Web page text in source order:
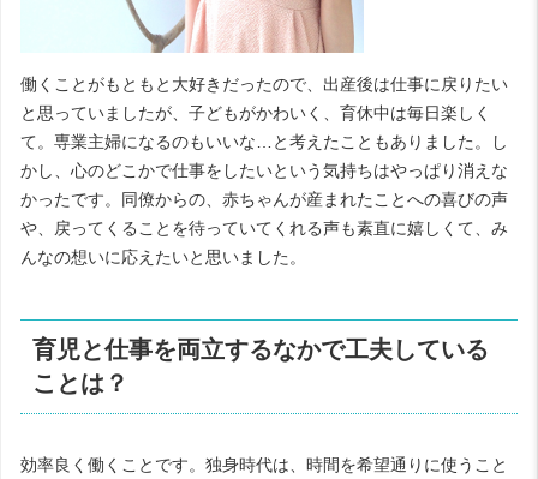
働くことがもともと大好きだったので、出産後は仕事に戻りたい
と思っていましたが、子どもがかわいく、育休中は毎日楽しく
て。専業主婦になるのもいいな…と考えたこともありました。し
かし、心のどこかで仕事をしたいという気持ちはやっぱり消えな
かったです。同僚からの、赤ちゃんが産まれたことへの喜びの声
や、戻ってくることを待っていてくれる声も素直に嬉しくて、み
んなの想いに応えたいと思いました。
育児と仕事を両立するなかで工夫している
ことは？
効率良く働くことです。独身時代は、時間を希望通りに使うこと